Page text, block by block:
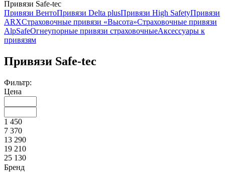
Привязи Safe-tec
Привязи ВентоПривязи Delta plusПривязи High SafetyПривязи
ARXСтраховочные привязи «Высота»Страховочные привязи
AlpSafeОгнеупорные привязи страховочныеАксессуары к
привязям
Привязи Safe-tec
Фильтр:
Цена
1 450
7 370
13 290
19 210
25 130
Бренд